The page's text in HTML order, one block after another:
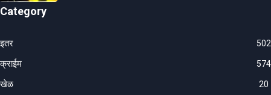
Category
इतर 502
क्राईम 574
खेळ 20